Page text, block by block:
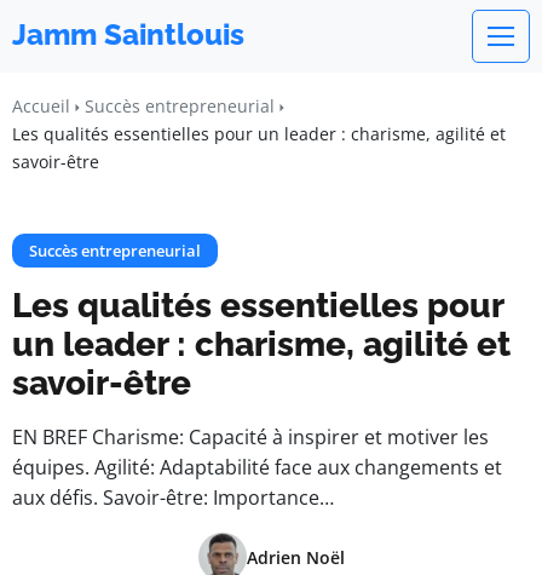
Jamm Saintlouis
Accueil
Succès entrepreneurial
Les qualités essentielles pour un leader : charisme, agilité et
savoir-être
Succès entrepreneurial
Les qualités essentielles pour
un leader : charisme, agilité et
savoir-être
EN BREF Charisme: Capacité à inspirer et motiver les
équipes. Agilité: Adaptabilité face aux changements et
aux défis. Savoir-être: Importance…
Adrien Noël